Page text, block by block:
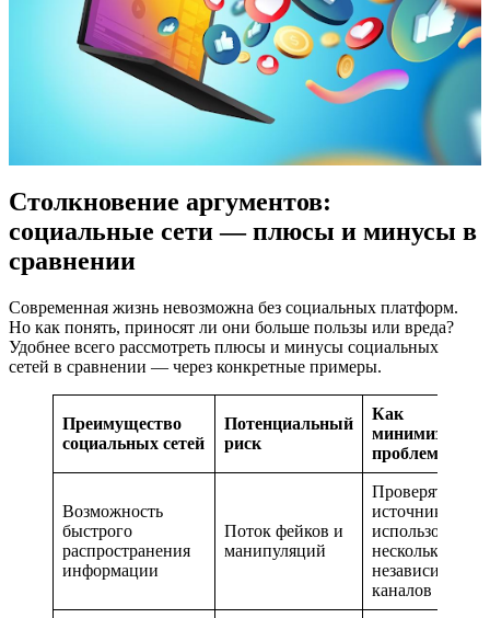
Столкновение аргументов:
социальные сети — плюсы и минусы в
сравнении
Современная жизнь невозможна без социальных платформ.
Но как понять, приносят ли они больше пользы или вреда?
Удобнее всего рассмотреть плюсы и минусы социальных
сетей в сравнении — через конкретные примеры.
Преимущество
социальных сетей
Потенциальный
риск
Как
проблему
Возможность
быстрого
распространения
информации
Поток фейков и
манипуляций
Проверять
источники,
использовать
несколько
независимых
каналов